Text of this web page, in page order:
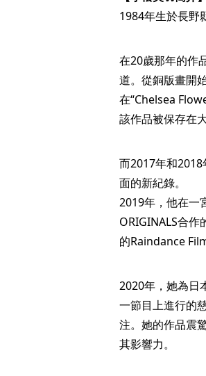
1984年生於長野
在20歲那年的作
道。從銅版畫開
在“Chelsea
該作品被保存在
而2017年和
面的新紀錄。
2019年，他在一
ORIGINALS合作
的Raindance
2020年，她為日
一節目上進行的
注。她的作品震
其影響力。